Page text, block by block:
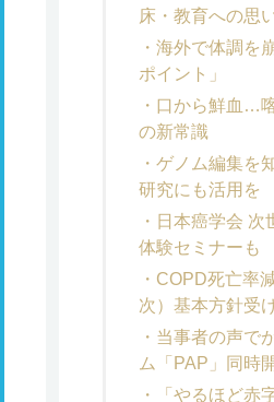
床・教育への思
海外で体調を
ポイント」
口から鮮血…
の新常識
ゲノム編集を
研究にも活用を
日本癌学会
体験セミナーも
COPD死亡率
次）基本方針受
当事者の声で
ム「PAP」同時
「やるほど